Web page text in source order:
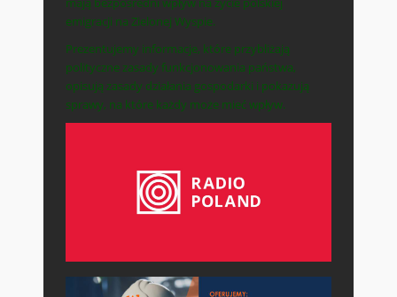
emigracji na Zielonej Wyspie.
Prezentujemy informacje, które przybliżają
polityczne zasady funkcjonowania państwa,
opisują zasady działania gospodarki i pokazują
sprawy, na które każdy może mieć wpływ.